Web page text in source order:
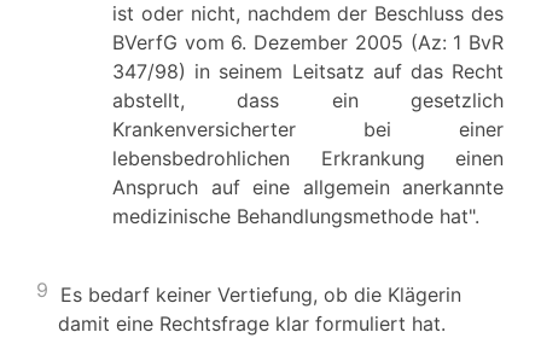
ist oder nicht, nachdem der Beschluss des
BVerfG vom 6. Dezember 2005 (Az: 1 BvR
347/98) in seinem Leitsatz auf das Recht
abstellt, dass ein gesetzlich
Krankenversicherter bei einer
lebensbedrohlichen Erkrankung einen
Anspruch auf eine allgemein anerkannte
medizinische Behandlungsmethode hat".
9 Es bedarf keiner Vertiefung, ob die Klägerin
damit eine Rechtsfrage klar formuliert hat.